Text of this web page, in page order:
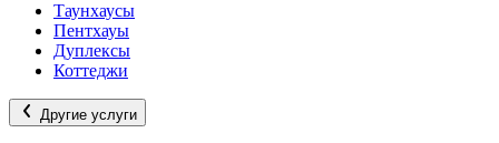
Таунхаусы
Пентхауы
Дуплексы
Коттеджи
Другие услуги